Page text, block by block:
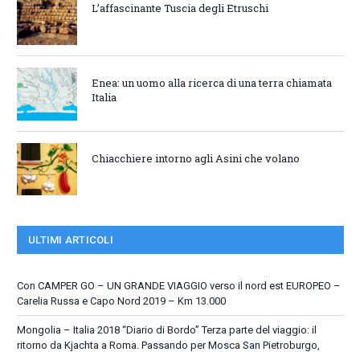
L’affascinante Tuscia degli Etruschi
Enea: un uomo alla ricerca di una terra chiamata
Italia
Chiacchiere intorno agli Asini che volano
ULTIMI ARTICOLI
Con CAMPER GO – UN GRANDE VIAGGIO verso il nord est EUROPEO –
Carelia Russa e Capo Nord 2019 – Km 13.000
Mongolia – Italia 2018 “Diario di Bordo” Terza parte del viaggio: il
ritorno da Kjachta a Roma. Passando per Mosca San Pietroburgo,